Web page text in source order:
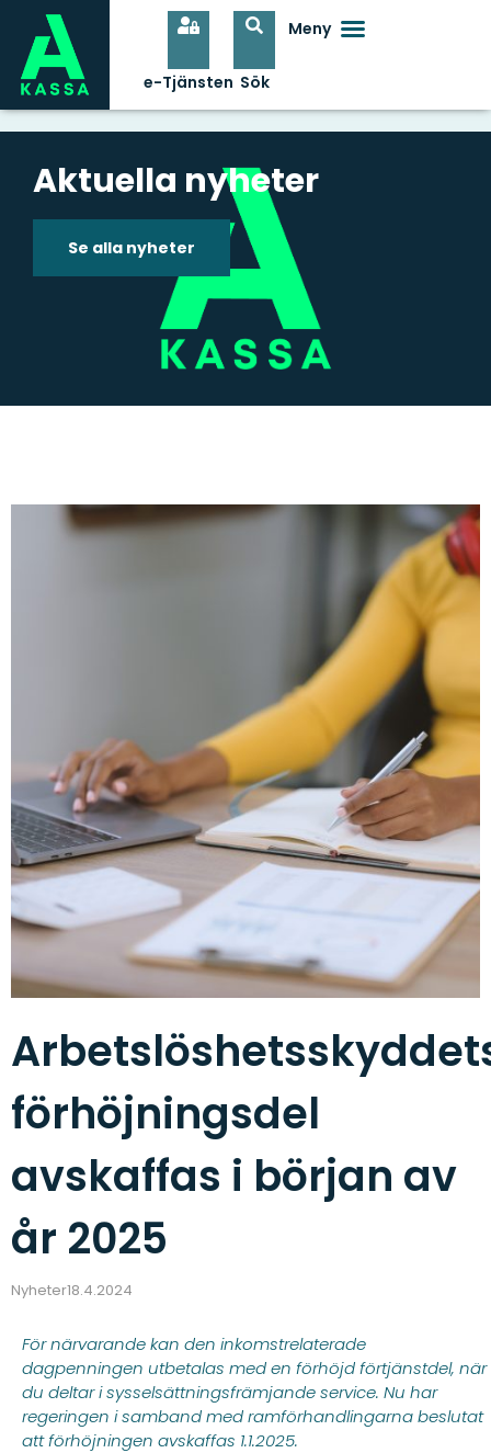
Aktuella nyheter
Se alla nyheter
förhöjningsdel
avskaffas i början av
år 2025
Nyheter18.4.2024
För närvarande kan den inkomstrelaterade
dagpenningen utbetalas med en förhöjd förtjänstdel, när
du deltar i sysselsättningsfrämjande service. Nu har
regeringen i samband med ramförhandlingarna beslutat
att förhöjningen avskaffas 1.1.2025.